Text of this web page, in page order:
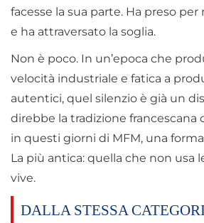
facesse la sua parte. Ha preso
e ha attraversato la soglia.
Non è poco. In un’epoca che
velocità industriale e fatica a
autentici, quel silenzio è già un
direbbe la tradizione francescana
in questi giorni di MFM, una
La più antica: quella che non usa
vive.
DALLA STESSA